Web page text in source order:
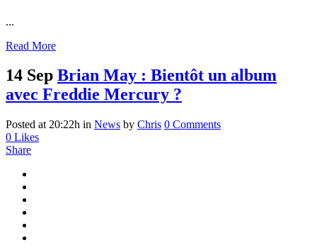
...
Read More
14 Sep Brian May : Bientôt un album
avec Freddie Mercury ?
Posted at 20:22h in News by Chris 0 Comments
0 Likes
Share